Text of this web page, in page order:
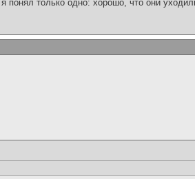
понял только одно: хорошо, что они